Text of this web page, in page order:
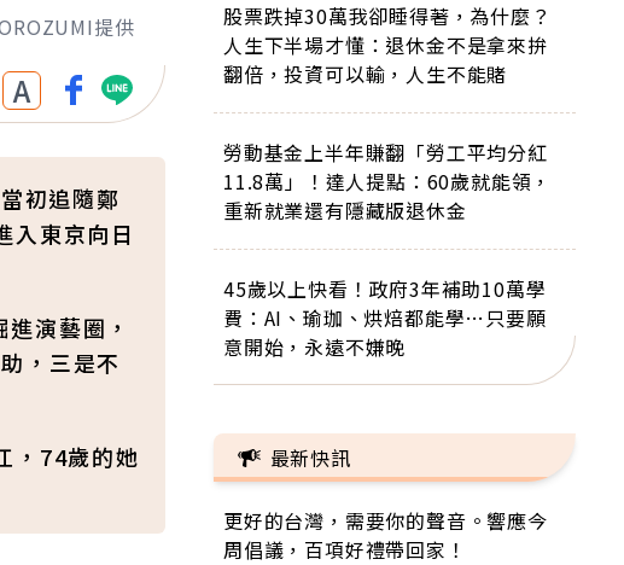
提供
A
初追隨鄭
入東京向日
演藝圈，
，三是不
，74歲的她
股票跌掉30萬我卻睡得著，為什麼？
人生下半場才懂：退休金不是拿來拚
翻倍，投資可以輸，人生不能賭
勞動基金上半年賺翻「勞工平均分紅
11.8萬」！達人提點：60歲就能領，
重新就業還有隱藏版退休金
45歲以上快看！政府3年補助10萬學
費：AI、瑜珈、烘焙都能學…只要願
意開始，永遠不嫌晚
最新快訊
更好的台灣，需要你的聲音。響應今
周倡議，百項好禮帶回家！